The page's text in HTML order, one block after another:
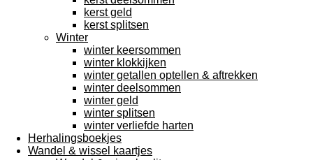
kerst geld
kerst splitsen
Winter
winter keersommen
winter klokkijken
winter getallen optellen & aftrekken
winter deelsommen
winter geld
winter splitsen
winter verliefde harten
Herhalingsboekjes
Wandel & wissel kaartjes